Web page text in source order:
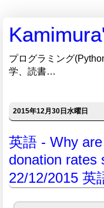
プログラミング
学、読書…
2015年12月30日水曜日
英語 - Why
donation rates
22/12/2015 英